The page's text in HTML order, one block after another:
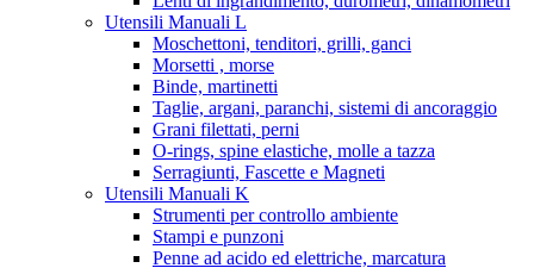
Utensili Manuali L
Moschettoni, tenditori, grilli, ganci
Morsetti , morse
Binde, martinetti
Taglie, argani, paranchi, sistemi di ancoraggio
Grani filettati, perni
O-rings, spine elastiche, molle a tazza
Serragiunti, Fascette e Magneti
Utensili Manuali K
Strumenti per controllo ambiente
Stampi e punzoni
Penne ad acido ed elettriche, marcatura